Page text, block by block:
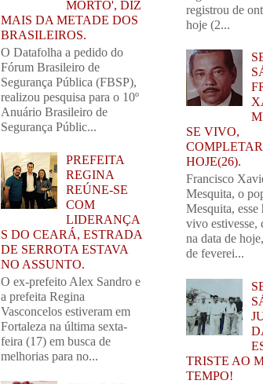
MORTO', DIZ
MAIS DA METADE DOS
BRASILEIROS.
O Datafolha a pedido do
Fórum Brasileiro de
Segurança Pública (FBSP),
realizou pesquisa para o 10º
Anuário Brasileiro de
Segurança Públic...
PREFEITA
REGINA
REÚNE-SE
COM
LIDERANÇA
S DO CEARÁ, ESTRADA
DE SERROTA ESTAVA
NO ASSUNTO.
O ex-prefeito Alex Sandro e
a prefeita Regina
Vasconcelos estiveram em
Fortaleza na última sexta-
feira (17) em busca de
melhorias para no...
registrou de
hoje (2...
SE VIVO,
HOJE(26).
Francisco
Mesquita, o
Mesquita, esse
vivo estivesse,
na data de
de feverei...
TRISTE AO
TEMPO!